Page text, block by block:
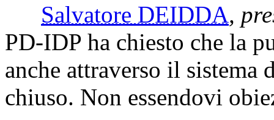
Salvatore DEIDDA,
PD-IDP ha chiesto che la
anche attraverso il
chiuso. Non essendovi